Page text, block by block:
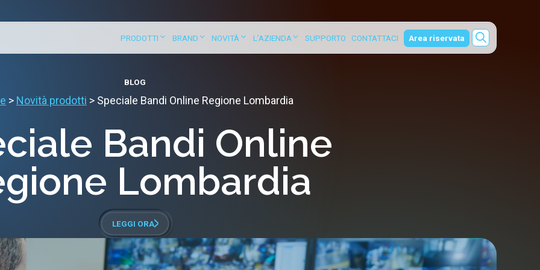
PRODOTTI BRAND NOVITÀ L’AZIENDA SUPPORTO CONTATTACI Area riservata
BLOG
> Novità prodotti > Speciale Bandi Online Regione Lombardia
Bandi Online
Lombardia
LEGGI ORA